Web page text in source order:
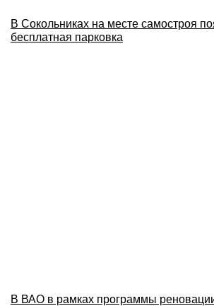
В Сокольниках на месте самостроя
бесплатная парковка
В ВАО в рамках программы